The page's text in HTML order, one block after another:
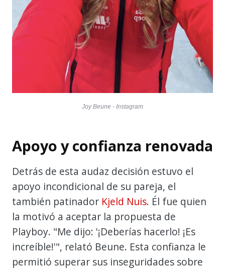
Joy Beune - Instagram
Apoyo y confianza renovada
Detrás de esta audaz decisión estuvo el
apoyo incondicional de su pareja, el
también patinador Kjeld Nuis. Él fue quien
la motivó a aceptar la propuesta de
Playboy. "Me dijo: '¡Deberías hacerlo! ¡Es
increíble!'", relató Beune. Esta confianza le
permitió superar sus inseguridades sobre